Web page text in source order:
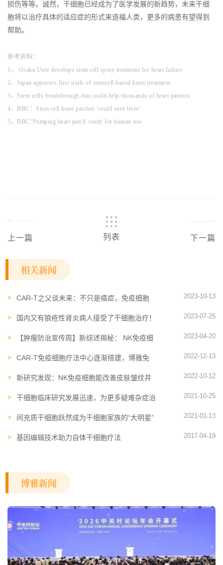
损伤等等。诚然，干细胞已经成为了医学发展的新趋势，未来干细
胞将以治疗具体的适应症的形式来造福人类，更多的病患有望得到
帮助。
参考资料：
1、 Osaka Univ develops stem cell spray treatment for heart failure
2、Japan approves first trials of stemcell-based heart treatment
3、Stem cells breakthrough that could help thousands of heart patients
4、BBC： Stem cell heart patches 'could save lives'
5、BBC:'Pumping heart patch' ready for human use
上一篇 列表 下一篇
相关新闻
CAR-T之父谈未来：不只是癌症，免疫细胞
2023-10-13
国内又有狼疮性肾炎病人接受了干细胞治疗！
2023-07-25
【肿瘤防治宣传周】新综述揭秘： NK免疫细
2023-04-20
CAR-T免疫细胞​疗法中心逐渐搭建，博雅免
2022-12-13
新研究发现：NK免疫细胞能改善皮肤皱纹并
2022-10-12
干细胞临床研究发展迅速，为更多疑难杂症治
2021-10-25
间充质干细胞跃然成为干细胞家族的“大明星” 2021-01-13
基因编辑技术助力自体干细胞疗法 2017-04-19
博雅新闻